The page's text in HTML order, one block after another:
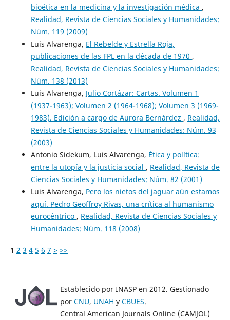
bioética en la medicina y la investigación médica ,
Realidad, Revista de Ciencias Sociales y Humanidades:
Núm. 119 (2009)
Luis Alvarenga, El Rebelde y Estrella Roja,
publicaciones de las FPL en la década de 1970 ,
Realidad, Revista de Ciencias Sociales y Humanidades:
Núm. 138 (2013)
Luis Alvarenga, Julio Cortázar: Cartas. Volumen 1
(1937-1963); Volumen 2 (1964-1968); Volumen 3 (1969-
1983). Edición a cargo de Aurora Bernárdez , Realidad,
Revista de Ciencias Sociales y Humanidades: Núm. 93
(2003)
Antonio Sidekum, Luis Alvarenga, Ética y política:
entre la utopía y la justicia social , Realidad, Revista de
Ciencias Sociales y Humanidades: Núm. 82 (2001)
Luis Alvarenga, Pero los nietos del jaguar aún estamos
aquí. Pedro Geoffroy Rivas, una crítica al humanismo
eurocéntrico , Realidad, Revista de Ciencias Sociales y
Humanidades: Núm. 118 (2008)
1 2 3 4 5 6 7 > >>
Establecido por INASP en 2012. Gestionado
por CNU, UNAH y CBUES.
Central American Journals Online (CAMJOL)